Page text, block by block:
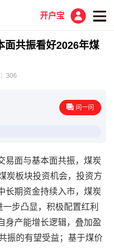
开户宝
面共振看好2026年煤
306
问一问
面与基本面共振，煤炭
炭板块投资机会，投资方
长期资金持续入市，煤炭
步凸显，积极配置红利
身产能增长逻辑，叠加盈
振的有望受益；基于煤价